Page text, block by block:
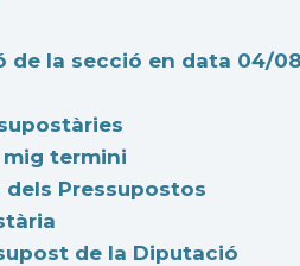
de la secció en data 04/
mig termini
Pressupostos
de la Diputació